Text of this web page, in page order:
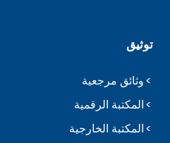
توثيق
وثائق مرجعية
المكتبة الرقمية
المكتبة الخارجية